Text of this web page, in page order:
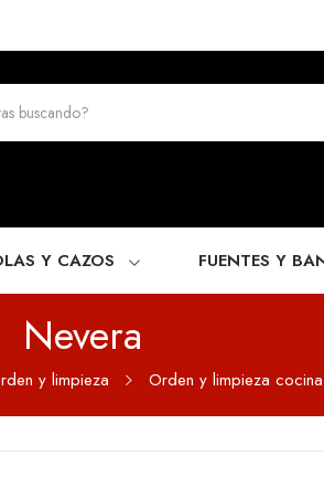
Y CAZOS FUENTES Y
Nevera
y limpieza Orden y limpieza cocina